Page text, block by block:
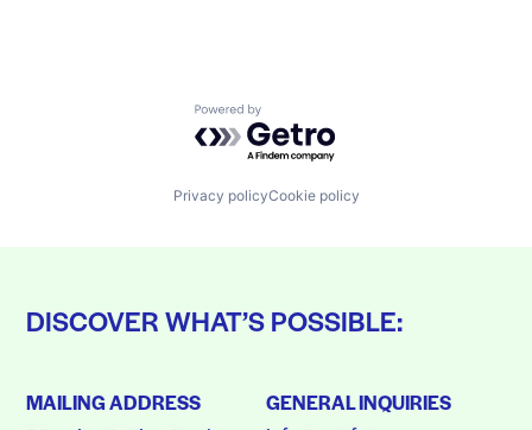
Powered by Getro.com
Privacy policyCookie policy
DISCOVER WHAT’S POSSIBLE:
MAILING ADDRESS GENERAL INQUIRIES